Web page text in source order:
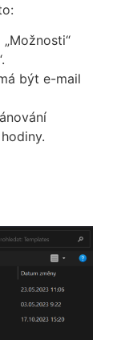
být e-mail